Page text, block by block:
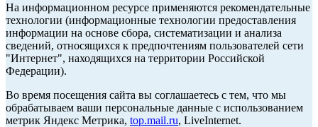
На информационном ресурсе применяются рекомендательные
технологии (информационные технологии предоставления
информации на основе сбора, систематизации и анализа
сведений, относящихся к предпочтениям пользователей сети
"Интернет", находящихся на территории Российской
Федерации).
Во время посещения сайта вы соглашаетесь с тем, что мы
обрабатываем ваши персональные данные с использованием
метрик Яндекс Метрика, top.mail.ru, LiveInternet.